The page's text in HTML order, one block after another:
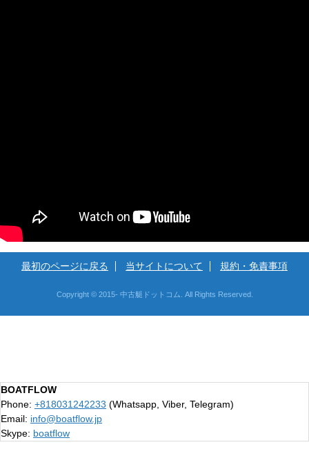
BOATFLOW
Phone: +818031242233 (Whatsapp, Viber, Telegram)
Email: info@boatflow.jp
Skype: boatflow
最初のページに戻る 当サイトについて 規約・免責事項
Copyright © 2015- 中古艇ドットコム. All Rights Reserved.